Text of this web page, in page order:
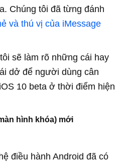
Chúng tôi đã từng đánh
và thú vị của iMessage
sẽ làm rõ những cái hay
dở để người dùng cân
10 beta ở thời điểm hiện
hình khóa) mới
điều hành Android đã có